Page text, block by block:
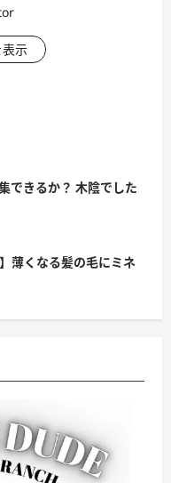
表示
できるか？ 木陰でした
薄くなる髪の毛にミネ